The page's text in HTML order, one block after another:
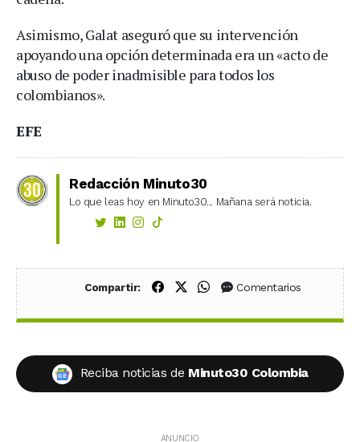
Asimismo, Galat aseguró que su intervención
apoyando una opción determinada era un «acto de
abuso de poder inadmisible para todos los
colombianos».
EFE
Redacción Minuto30
Lo que leas hoy en Minuto30... Mañana será noticia.
Compartir: Compartir en Facebook
Compartir en X (Twitter)
Compartir en WhatsApp
Comentarios
Reciba noticias de Minuto30 Colombia
ANUNCIO